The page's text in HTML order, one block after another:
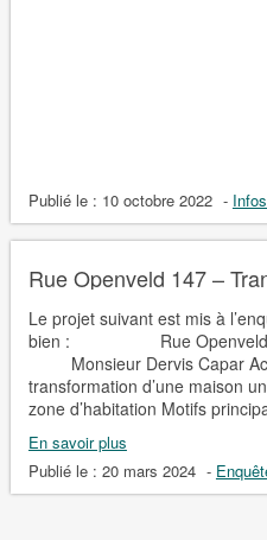
Publié le : 10 octobre 2022 -
Rue Openveld 147 –
Le projet suivant est mis à
bien : Rue Openveld
Monsieur Dervis
transformation d’une maison
zone d’habitation Motifs
En savoir plus
Publié le : 20 mars 2024 -